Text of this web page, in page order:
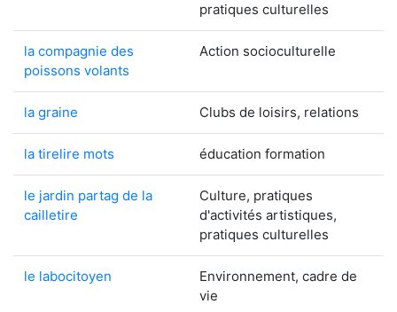
pratiques culturelles
la compagnie des
poissons volants
Action socioculturelle
la graine Clubs de loisirs, relations
la tirelire mots éducation formation
le jardin partag de la
cailletire
Culture, pratiques
d'activités artistiques,
pratiques culturelles
le labocitoyen
Environnement, cadre de
vie